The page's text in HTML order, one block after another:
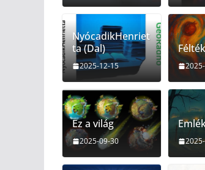
NyócadikHenriet
ta (Dal)
2025-12-15
Ez a világ
2025-09-30